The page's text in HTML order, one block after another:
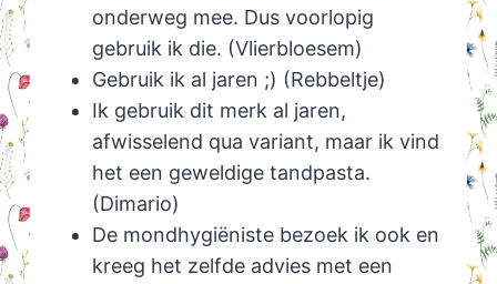
onderweg mee. Dus voorlopig
gebruik ik die. (Vlierbloesem)
Gebruik ik al jaren ;) (Rebbeltje)
Ik gebruik dit merk al jaren,
afwisselend qua variant, maar ik vind
het een geweldige tandpasta.
(Dimario)
De mondhygiëniste bezoek ik ook en
kreeg het zelfde advies met een